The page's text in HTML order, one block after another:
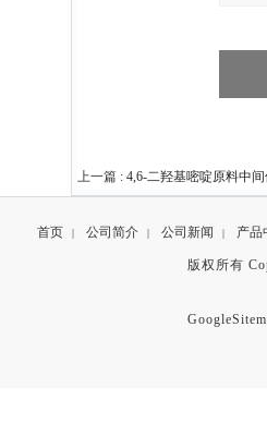
上一篇 : 4,6-二羟基嘧啶原料中间
首页 | 公司简介 | 公司新闻 | 产品
版权所有